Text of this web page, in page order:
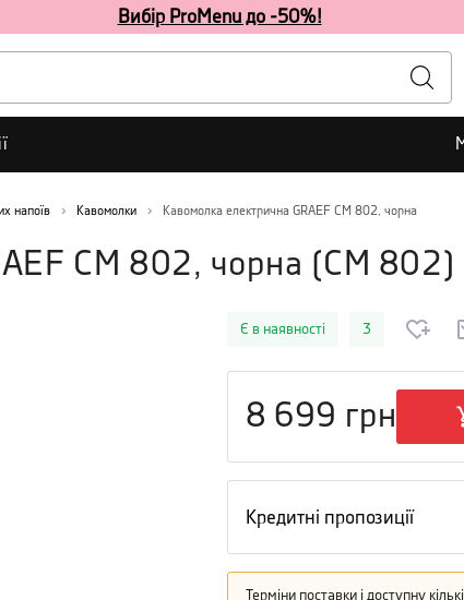
Вибір ProMenu до -50%!
напоїв Кавомолки Кавомолка електрична GRAEF CM 802, чорна
CM 802, чорна ( CM 802 )
Є в наявності 3
8 699 грн
Кредитні пропозиції
Терміни поставки і доступну